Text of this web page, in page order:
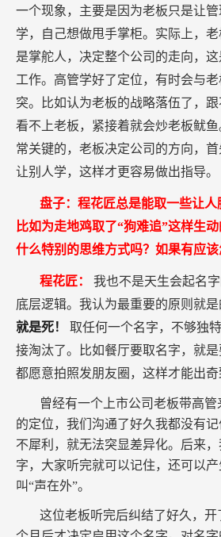
一个现象，主要是因为老板只是让
学，自己想做甩手掌柜。实际上，
是掌舵人，决定整个公司的走向，
工作。高管学好了定位，有时会与
突。比如认为老板的战略落伍了，
看不上老板，紧接着就会炒老板鱿
常关键的，老板决定公司的方向，
让别人学，这样才更容易做出指导。
盘子：程花匠总是能取一些让人
比如为走地鸡取了“狗难追”这样生
什么特别的思维方式吗？如果有应该
程花匠： 我也不是天生会起名
底层逻辑。我认为最重要的原则就是
就是死！ 取任何一个名字，不够独
接淘汰了。比如餐厅要取名字，就
都愿意拍照发朋友圈，这样才能出奇
曾经有一个上市公司老板带高
的定位，我们沟通了好久我都没有
不犀利，就无法突显差异化。后来
字，大家听完就可以记住，还可以
叫“声在外”。
这位老板听完后纠结了好久，